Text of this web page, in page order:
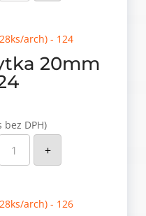
arch)
20mm
bez DPH)
krytka
20mm
arch)
množství
+